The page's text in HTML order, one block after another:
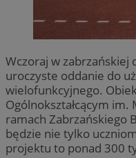
Wczoraj w zabrzańskiej
uroczyste oddanie do
wielofunkcyjnego.
Ogólnokształcącym im.
ramach Zabrzańskiego
będzie nie tylko
projektu to ponad 300